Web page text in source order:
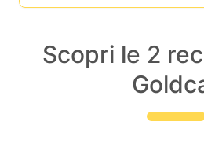
Scopri le 2